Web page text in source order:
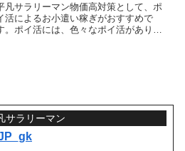
凡サラリーマン物価高対策として、ポ
活によるお小遣い稼ぎがおすすめで
。ポイ活には、色々なポイ活がありま
サラリーマン